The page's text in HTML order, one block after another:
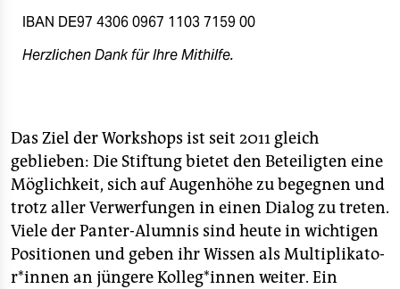
IBAN DE97 4306 0967 1103 7159 00
Herzlichen Dank für Ihre Mithilfe.
Das Ziel der Workshops ist seit 2011 gleich
geblieben: Die Stiftung bietet den Beteiligten eine
Möglichkeit, sich auf Augenhöhe zu begegnen und
trotz aller Verwerfungen in einen Dialog zu treten.
Viele der Panter-Alumnis sind heute in wichtigen
Positionen und geben ihr Wissen als Mul­ti­pli­ka­to­
r*in­nen an jüngere Kol­le­g*in­nen weiter. Ein